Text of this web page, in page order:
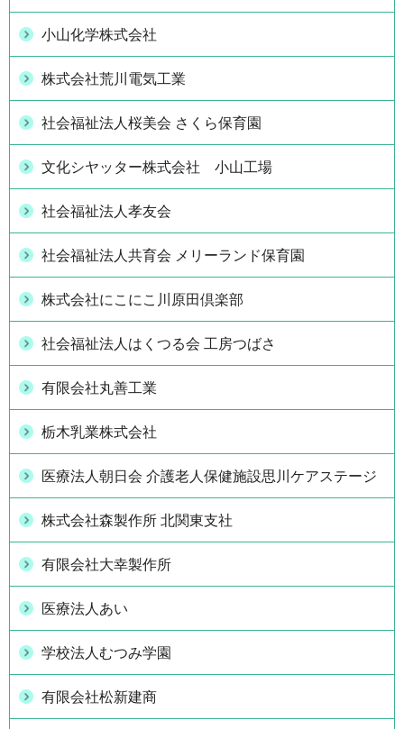
小山化学株式会社
株式会社荒川電気工業
社会福祉法人桜美会 さくら保育園
文化シヤッター株式会社 小山工場
社会福祉法人孝友会
社会福祉法人共育会 メリーランド保育園
株式会社にこにこ川原田倶楽部
社会福祉法人はくつる会 工房つばさ
有限会社丸善工業
栃木乳業株式会社
医療法人朝日会 介護老人保健施設思川ケアステージ
株式会社森製作所 北関東支社
有限会社大幸製作所
医療法人あい
学校法人むつみ学園
有限会社松新建商